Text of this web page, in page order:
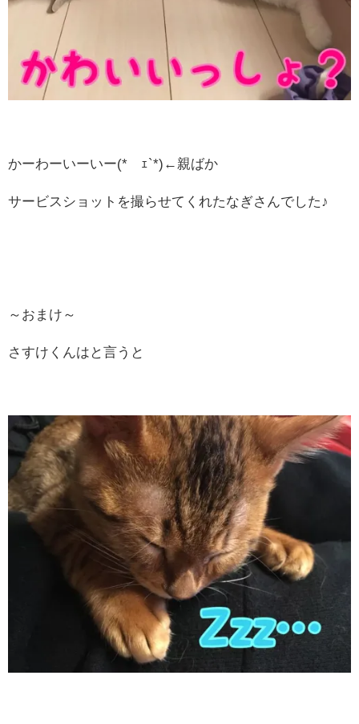
かーわーいーいー(*´ｪ`*)←親ばか
サービスショットを撮らせてくれたなぎさんでした♪
～おまけ～
さすけくんはと言うと